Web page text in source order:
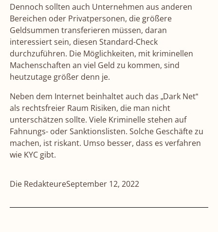
Dennoch sollten auch Unternehmen aus anderen
Bereichen oder Privatpersonen, die größere
Geldsummen transferieren müssen, daran
interessiert sein, diesen Standard-Check
durchzuführen. Die Möglichkeiten, mit kriminellen
Machenschaften an viel Geld zu kommen, sind
heutzutage größer denn je.
Neben dem Internet beinhaltet auch das „Dark Net“
als rechtsfreier Raum Risiken, die man nicht
unterschätzen sollte. Viele Kriminelle stehen auf
Fahnungs- oder Sanktionslisten. Solche Geschäfte zu
machen, ist riskant. Umso besser, dass es verfahren
wie KYC gibt.
Die RedakteureSeptember 12, 2022